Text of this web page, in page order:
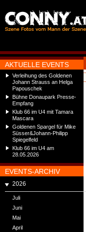
AKTUELLE EVENTS
Verleihung des Goldenen
Johann Strauss an Helga
Papouschek
Bühne Donaupark Presse-
Empfang
Klub 66 im U4 mit Tamara
Mascara
Goldenen Spargel für Mike
Süsser&Johann-Philipp
Spiegelfeld
Klub 66 im U4 am
28.05.2026
EVENTS-ARCHIV
2026
Juli
Juni
Mai
April